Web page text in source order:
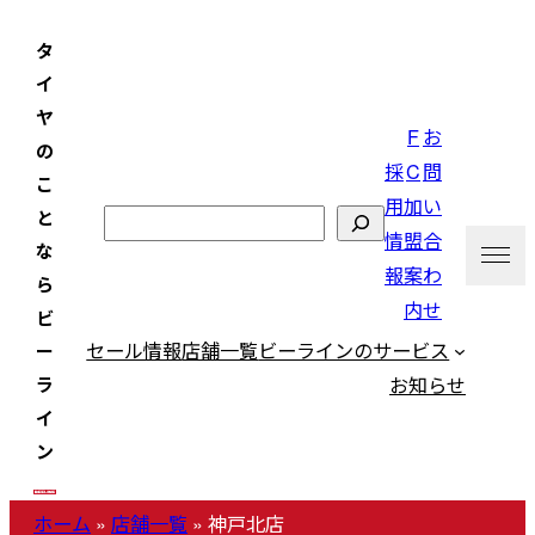
タ
イ
ヤ
の
こ
と
な
ら
ビ
ー
ラ
イ
ン
採
用
情
報
F
C
加
盟
案
内
お
問
い
合
わ
せ
セール情報店舗一覧ビーラインのサービス
お知らせ
ホーム » 店舗一覧 » 神戸北店